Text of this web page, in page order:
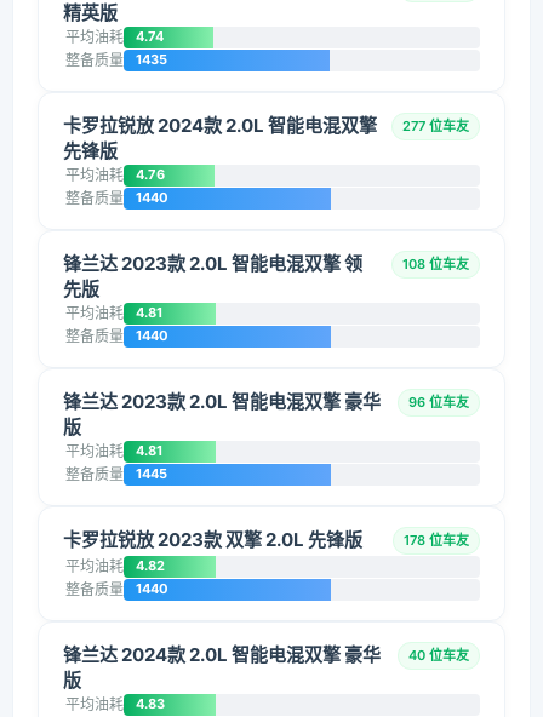
精英版
平均油耗 4.74
整备质量 1435
卡罗拉锐放 2024款 2.0L 智能电混双擎
先锋版
277 位车友
平均油耗 4.76
整备质量 1440
锋兰达 2023款 2.0L 智能电混双擎 领
先版
108 位车友
平均油耗 4.81
整备质量 1440
锋兰达 2023款 2.0L 智能电混双擎 豪华
版
96 位车友
平均油耗 4.81
整备质量 1445
卡罗拉锐放 2023款 双擎 2.0L 先锋版 178 位车友
平均油耗 4.82
整备质量 1440
锋兰达 2024款 2.0L 智能电混双擎 豪华
版
40 位车友
平均油耗 4.83